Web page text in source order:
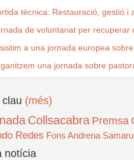
tècnica: Restauració, gestió i
de voluntariat per recuperar
a una jornada europea
una jornada sobre
(més)
Collsacabra Premsa
Redes Fons Andrena
notícia